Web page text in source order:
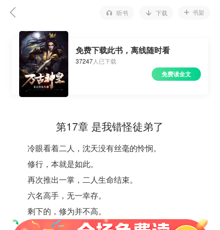
听书 下载 书架
免费下载此书，离线随时看
37247人已下载
免费读全文
第17章 是我错怪徒弟了
冷眼看着二人，沈天没有丝毫的怜悯。
修行，本就是如此。
再次推出一掌，二人生命结束。
六名高手，无一幸存。
剩下的，修为并不高。